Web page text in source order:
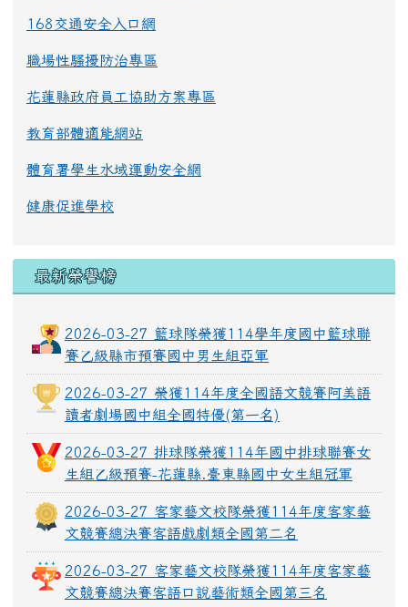
168交通安全入口網
職場性騷擾防治專區
花蓮縣政府員工協助方案專區
教育部體適能網站
體育署學生水域運動安全網
健康促進學校
最新榮譽榜
2026-03-27 籃球隊榮獲114學年度國中籃球聯
賽乙級縣市預賽國中男生組亞軍
2026-03-27 榮獲114年度全國語文競賽阿美語
讀者劇場國中組全國特優(第一名)
2026-03-27 排球隊榮獲114年國中排球聯賽女
生組乙級預賽-花蓮縣.臺東縣國中女生組冠軍
2026-03-27 客家藝文校隊榮獲114年度客家藝
文競賽總決賽客語戲劇類全國第二名
2026-03-27 客家藝文校隊榮獲114年度客家藝
文競賽總決賽客語口說藝術類全國第三名